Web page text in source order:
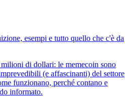
esempi e tutto quello che c'è da
di dollari: le memecoin sono
(e affascinanti) del settore
funzionano, perché contano e
informato.